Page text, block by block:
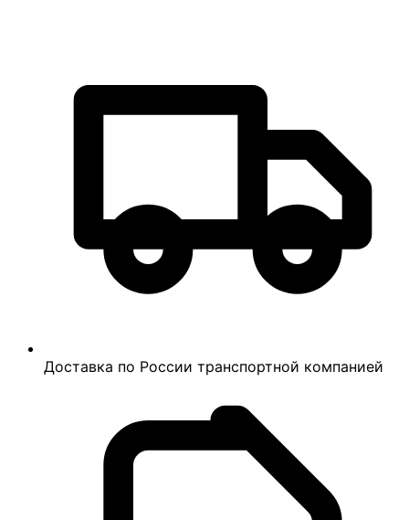
Доставка по России транспортной компанией